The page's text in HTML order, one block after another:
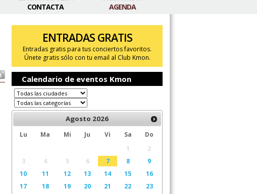
AGENDA
CONTACTA
ENTRADAS GRATIS
Entradas gratis para tus conciertos favoritos.
Únete gratis sólo con tu email al Club Kmon.
Calendario de eventos Kmon
Agosto 2026
Lu Ma Mi Ju Vi Sa
Do
1
2
3
4 5 6 7 8
9
10
11 12 13 14 15
16
17
18 19 20 21 22
23